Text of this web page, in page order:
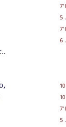
7'
5
7'
6
7'
5